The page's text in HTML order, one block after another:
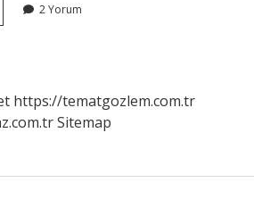
2 Yorum
https://tematgozlem.com.tr
Sitemap